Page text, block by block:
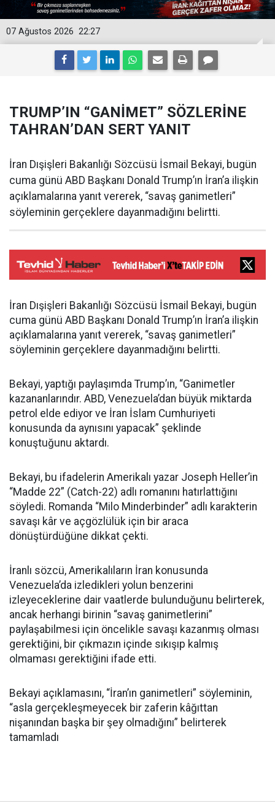
22:27
07 Ağustos 2026
TRUMP’IN “GANİMET” SÖZLERİNE
TAHRAN’DAN SERT YANIT
İran Dışişleri Bakanlığı Sözcüsü İsmail Bekayi, bugün
cuma günü ABD Başkanı Donald Trump’ın İran’a ilişkin
açıklamalarına yanıt vererek, “savaş ganimetleri”
söyleminin gerçeklere dayanmadığını belirtti.
İran Dışişleri Bakanlığı Sözcüsü İsmail Bekayi, bugün
cuma günü ABD Başkanı Donald Trump’ın İran’a ilişkin
açıklamalarına yanıt vererek, “savaş ganimetleri”
söyleminin gerçeklere dayanmadığını belirtti.
Bekayi, yaptığı paylaşımda Trump’ın, “Ganimetler
kazananlarındır. ABD, Venezuela’dan büyük miktarda
petrol elde ediyor ve İran İslam Cumhuriyeti
konusunda da aynısını yapacak” şeklinde
konuştuğunu aktardı.
Bekayi, bu ifadelerin Amerikalı yazar Joseph Heller’in
“Madde 22” (Catch-22) adlı romanını hatırlattığını
söyledi. Romanda “Milo Minderbinder” adlı karakterin
savaşı kâr ve açgözlülük için bir araca
dönüştürdüğüne dikkat çekti.
İranlı sözcü, Amerikalıların İran konusunda
Venezuela’da izledikleri yolun benzerini
izleyeceklerine dair vaatlerde bulunduğunu belirterek,
ancak herhangi birinin “savaş ganimetlerini”
paylaşabilmesi için öncelikle savaşı kazanmış olması
gerektiğini, bir çıkmazın içinde sıkışıp kalmış
olmaması gerektiğini ifade etti.
Bekayi açıklamasını, “İran’ın ganimetleri” söyleminin,
“asla gerçekleşmeyecek bir zaferin kâğıttan
nişanından başka bir şey olmadığını” belirterek
tamamladı